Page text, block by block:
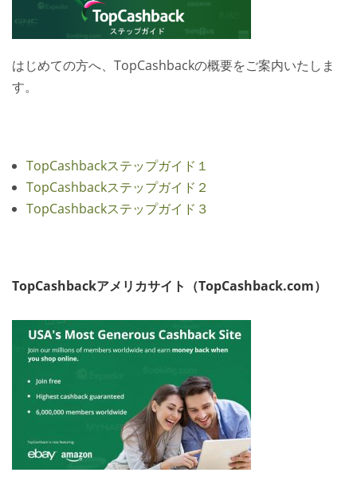
はじめての方へ、TopCashbackの概要をご案内いたしま
す。
TopCashbackステップガイド１
TopCashbackステップガイド２
TopCashbackステップガイド３
TopCashbackアメリカサイト（TopCashback.com）